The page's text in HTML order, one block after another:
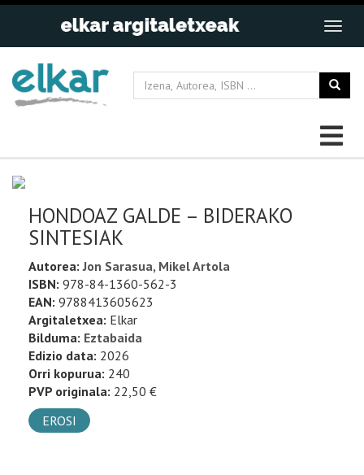
HONDOAZ GALDE – BIDERAKO
SINTESIAK
Autorea:Jon Sarasua, Mikel Artola
ISBN: 978-84-1360-562-3
EAN: 9788413605623
Argitaletxea: Elkar
Bilduma: Eztabaida
Edizio data: 2026
Orri kopurua: 240
PVP originala: 22,50 €
EROSI